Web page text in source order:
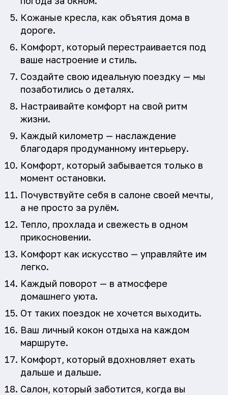
Кожаные кресла, как объятия дома в
дороге.
Комфорт, который перестраивается под
ваше настроение и стиль.
Создайте свою идеальную поездку — мы
позаботились о деталях.
Настраивайте комфорт на свой ритм
жизни.
Каждый километр — наслаждение
благодаря продуманному интерьеру.
Комфорт, который забывается только в
момент остановки.
Почувствуйте себя в салоне своей мечты,
а не просто за рулём.
Тепло, прохлада и свежесть в одном
прикосновении.
Комфорт как искусство — управляйте им
легко.
Каждый поворот — в атмосфере
домашнего уюта.
От таких поездок не хочется выходить.
Ваш личный кокон отдыха на каждом
маршруте.
Комфорт, который вдохновляет ехать
дальше и дальше.
Салон, который заботится, когда вы